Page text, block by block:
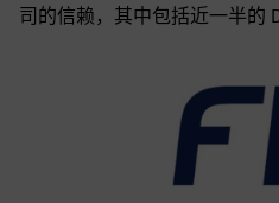
司的信赖，其中包括近一半的